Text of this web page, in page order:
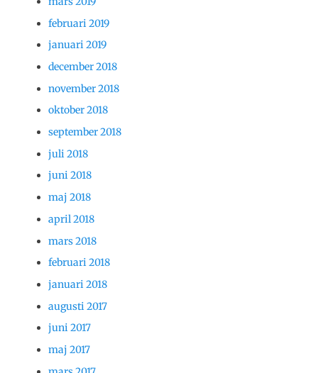
februari 2019
januari 2019
december 2018
november 2018
oktober 2018
september 2018
juli 2018
juni 2018
maj 2018
april 2018
mars 2018
februari 2018
januari 2018
augusti 2017
juni 2017
maj 2017